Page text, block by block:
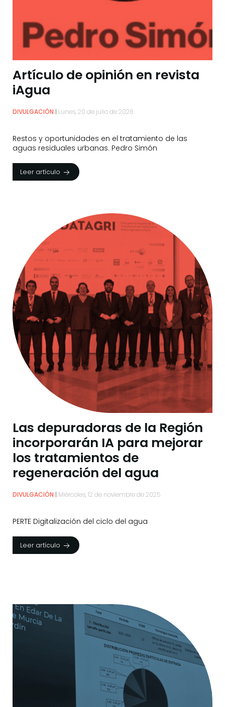
Artículo de opinión en revista
iAgua
DIVULGACIÓN Lunes, 20 de julio de 2026
Restos y oportunidades en el tratamiento de las
aguas residuales urbanas. Pedro Simón
Leer artículo
Las depuradoras de la Región
incorporarán IA para mejorar
los tratamientos de
regeneración del agua
DIVULGACIÓN Miércoles, 12 de noviembre de 2025
PERTE Digitalización del ciclo del agua
Leer artículo